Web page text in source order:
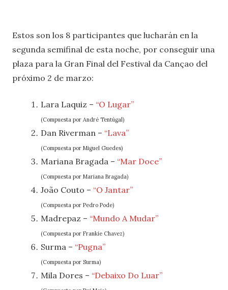
Estos son los 8 participantes que lucharán en la
segunda semifinal de esta noche, por conseguir una
plaza para la Gran Final del Festival da Cançao del
próximo 2 de marzo:
Lara Laquiz – “O Lugar”
(Compuesta por André Tentúgal)
Dan Riverman – “Lava”
(Compuesta por Miguel Guedes)
Mariana Bragada – “Mar Doce”
(Compuesta por Mariana Bragada)
João Couto – “O Jantar”
(Compuesta por Pedro Pode)
Madrepaz – “Mundo A Mudar”
(Compuesta por Frankie Chavez)
Surma – “Pugna”
(Compuesta por Surma)
Mila Dores – “Debaixo Do Luar”